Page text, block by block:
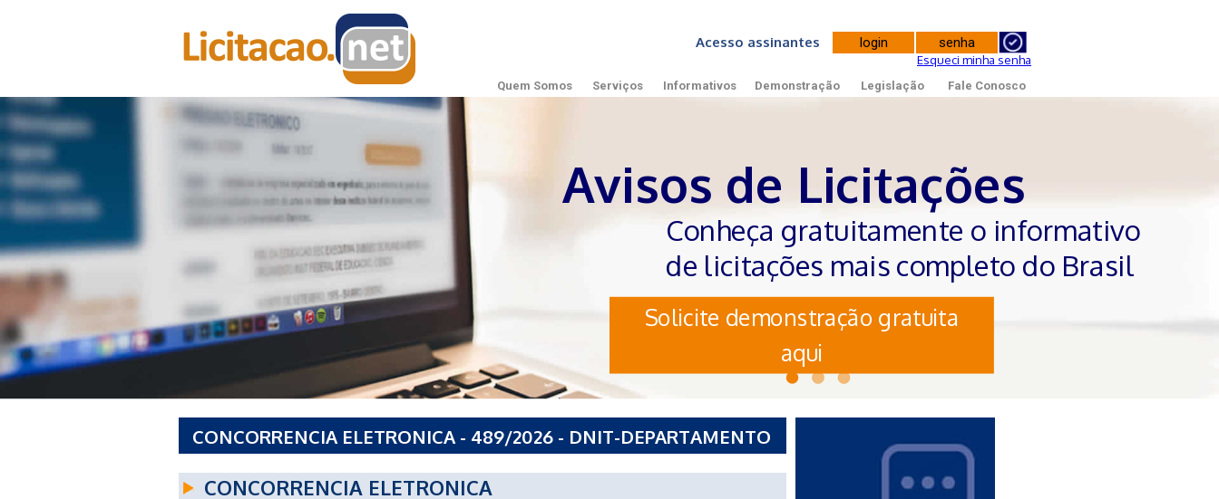
Acesso assinantes
Esqueci minha senha
Quem Somos Serviços Informativos Demonstração Legislação Fale Conosco
Avisos de Licitações
Conheça gratuitamente o informativo
de licitações mais completo do Brasil
Solicite demonstração gratuita
aqui
CONCORRENCIA ELETRONICA - 489/2026 - DNIT-DEPARTAMENTO
CONCORRENCIA ELETRONICA